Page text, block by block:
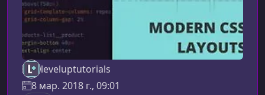
leveluptutorials
8 мар. 2018 г., 09:01